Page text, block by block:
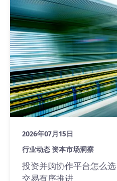
2026年07月15日
行业动态 资本市场洞察
投资并购协作平台怎么
交易有序推进